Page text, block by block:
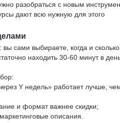
разобраться с новым
дают всю нужную для этого
сами выбираете, когда и сколько
находить 30-60 минут в
Y недель» работает лучше,
и формат важнее скидки;
описания.